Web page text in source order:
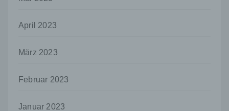
April 2023
März 2023
Februar 2023
Januar 2023
Unionsrecht oder dem Recht der
h) Auftragsverarbeiter
juristische Person, Behörde, Einrichtung
oder andere Stelle, die personenbezogene
verarbeitet.